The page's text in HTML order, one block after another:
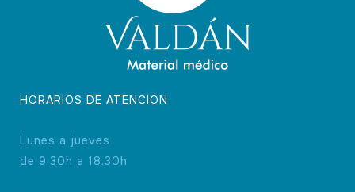
HORARIOS DE ATENCIÓN
Lunes a jueves
de 9.30h a 18.30h